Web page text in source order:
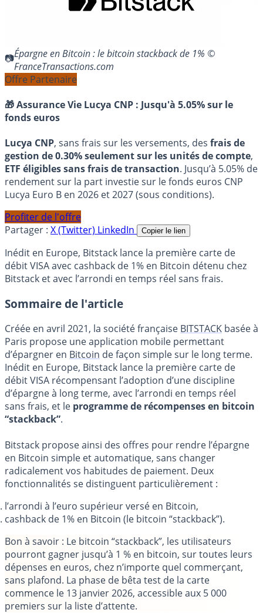
Épargne en Bitcoin : le bitcoin stackback de 1% ©
FranceTransactions.com
Offre Partenaire
🎁 Assurance Vie Lucya CNP : Jusqu'à 5.05% sur le
fonds euros
Lucya CNP, sans frais sur les versements, des frais de
gestion de 0.30% seulement sur les unités de compte,
ETF éligibles sans frais de transaction. Jusqu’à 5.05% de
rendement sur la part investie sur le fonds euros CNP
Lucya Euro B en 2026 et 2027 (sous conditions).
Profiter de l'offre
Partager : X (Twitter) LinkedIn Copier le lien
Inédit en Europe, Bitstack lance la première carte de
débit VISA avec cashback de 1% en Bitcoin détenu chez
Bitstack et avec l’arrondi en temps réel sans frais.
Sommaire de l'article
Créée en avril 2021, la société française BITSTACK basée à
Paris propose une application mobile permettant
d’épargner en Bitcoin de façon simple sur le long terme.
Inédit en Europe, Bitstack lance la première carte de
débit VISA récompensant l’adoption d’une discipline
d’épargne à long terme, avec l’arrondi en temps réel
sans frais, et le programme de récompenses en bitcoin
“stackback”.
Bitstack propose ainsi des offres pour rendre l’épargne
en Bitcoin simple et automatique, sans changer
radicalement vos habitudes de paiement. Deux
fonctionnalités se distinguent particulièrement :
l’arrondi à l’euro supérieur versé en Bitcoin,
cashback de 1% en Bitcoin (le bitcoin “stackback”).
Bon à savoir : Le bitcoin “stackback”, les utilisateurs
pourront gagner jusqu’à 1 % en bitcoin, sur toutes leurs
dépenses en euros, chez n’importe quel commerçant,
sans plafond. La phase de bêta test de la carte
commence le 13 janvier 2026, accessible aux 5 000
premiers sur la liste d’attente.